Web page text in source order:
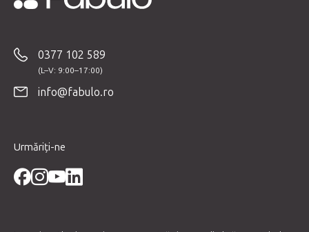
0377 102 589
info@fabulo.ro
Urmăriți-ne